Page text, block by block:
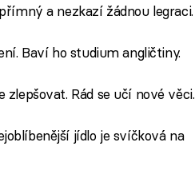
a nezkazí žádnou legraci.
Baví ho studium angličtiny.
Rád se učí nové věci.
jídlo je svíčková na